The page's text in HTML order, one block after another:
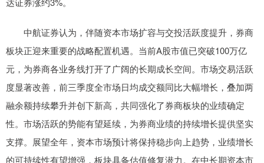
中航证券认为，伴随资本市场扩容与交投活跃度提升，券商
板块正迎来重要的战略配置机遇。当前A股市值已突破100万亿
元，为券商各业务线打开了广阔的长期成长空间。市场交易活跃
度显著改善，前三季度全市场日均成交额同比大幅增长，叠加两
融余额持续攀升并创下新高，共同强化了券商板块的业绩确定
性。市场活跃的势能有望延续，为券商业绩的持续增长提供坚实
支撑。展望全年，资本市场预计将保持稳步向上趋势，业绩增长
的可持续性有望增强，板块具备估值修复潜力。在中长期资本市